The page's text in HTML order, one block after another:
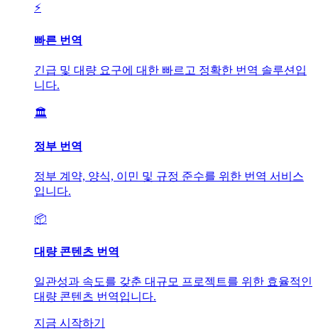
⚡
빠른 번역
긴급 및 대량 요구에 대한 빠르고 정확한 번역 솔루션입
니다.
🏛️
정부 번역
정부 계약, 양식, 이민 및 규정 준수를 위한 번역 서비스
입니다.
📦
대량 콘텐츠 번역
일관성과 속도를 갖춘 대규모 프로젝트를 위한 효율적인
대량 콘텐츠 번역입니다.
지금 시작하기